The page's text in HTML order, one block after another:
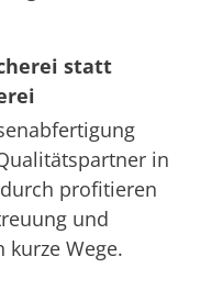
statt
in
profitieren
und
kurze Wege.